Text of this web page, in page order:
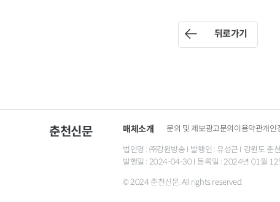
뒤로가기
춘천신문 매체소개 문의 및 제보광고문의이용약관개인
법인명 : ㈜강원방송 I 발행인 : 유성근 I 강원도
발행일 : 2024-04-30 I 등록일 : 2024년 01월 12
© 2024 춘천신문. All rights reserved.